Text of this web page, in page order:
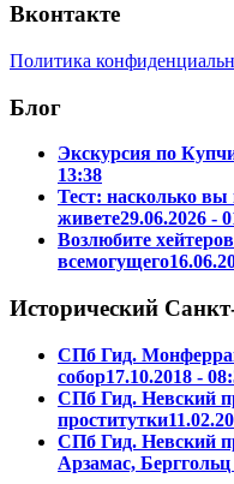
Вконтакте
Политика
Блог
Экскурсия по
13:38
Тест: насколько вы
живете29.06.2026 -
Возлюбите
всемогущего
Исторический
СПб Гид.
собор17.10.2018 -
СПб Гид. Невский
проститутки
СПб Гид. Невский
Арзамас,